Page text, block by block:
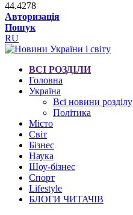
44.4278
Авторизація
Пошук
RU
ВСІ РОЗДІЛИ
Головна
Україна
Всі новини розділу
Політика
Місто
Світ
Бізнес
Наука
Шоу-бізнес
Спорт
Lifestyle
БЛОГИ ЧИТАЧІВ